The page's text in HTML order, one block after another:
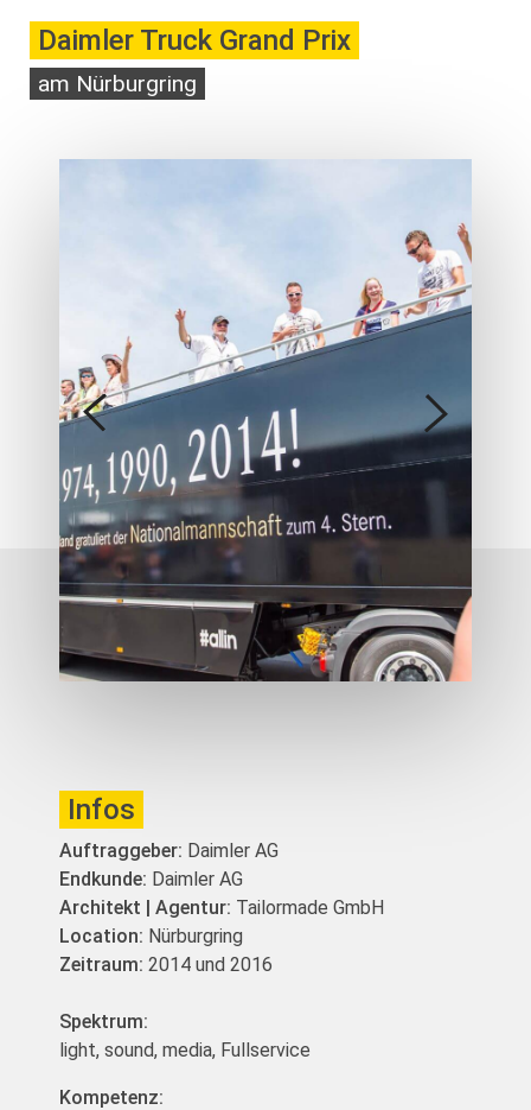
Daimler Truck Grand Prix
am Nürburgring
Infos
Auftraggeber: Daimler AG
Endkunde: Daimler AG
Architekt | Agentur: Tailormade GmbH
Location: Nürburgring
Zeitraum: 2014 und 2016
Spektrum:
light sound media Fullservice
Kompetenz: